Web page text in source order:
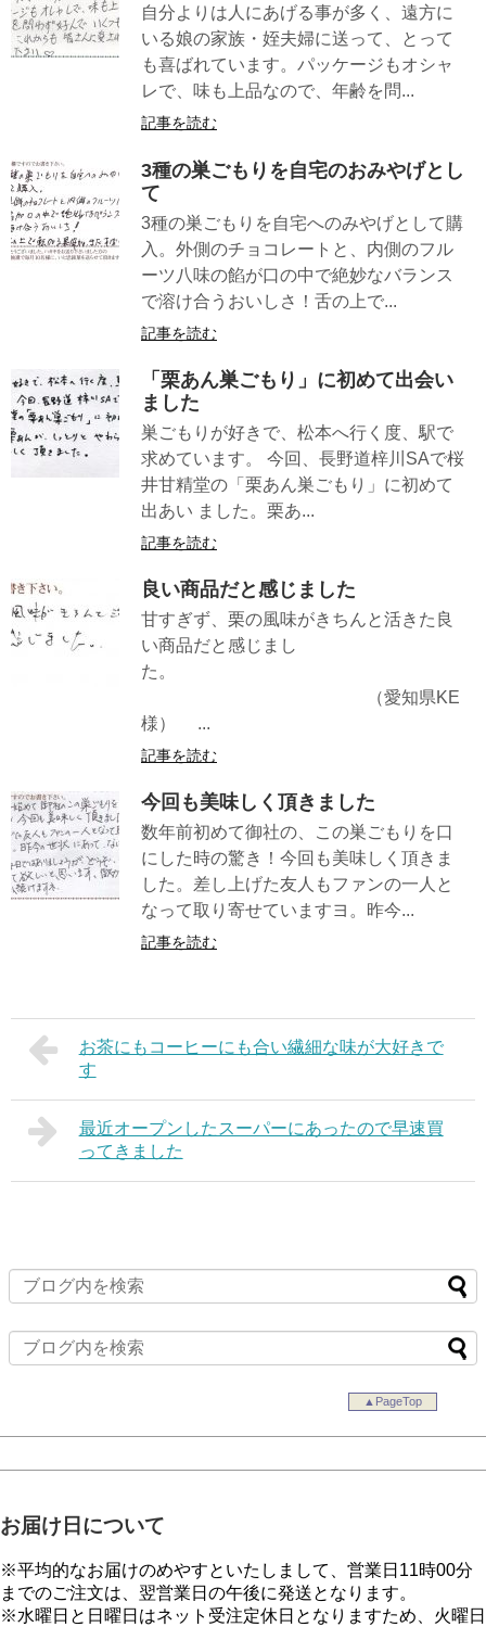
自分よりは人にあげる事が多く、遠方に
いる娘の家族・姪夫婦に送って、とって
も喜ばれています。パッケージもオシャ
レで、味も上品なので、年齢を問...
記事を読む
3種の巣ごもりを自宅のおみやげとし
て
3種の巣ごもりを自宅へのみやげとして購
入。外側のチョコレートと、内側のフル
ーツ八味の餡が口の中で絶妙なバランス
で溶け合うおいしさ！舌の上で...
記事を読む
「栗あん巣ごもり」に初めて出会い
ました
巣ごもりが好きで、松本へ行く度、駅で
求めています。 今回、長野道梓川SAで桜
井甘精堂の「栗あん巣ごもり」に初めて
出あい ました。栗あ...
記事を読む
良い商品だと感じました
甘すぎず、栗の風味がきちんと活きた良
い商品だと感じまし
た。
（愛知県KE
様） ...
記事を読む
今回も美味しく頂きました
数年前初めて御社の、この巣ごもりを口
にした時の驚き！今回も美味しく頂きま
した。差し上げた友人もファンの一人と
なって取り寄せていますヨ。昨今...
記事を読む
お茶にもコーヒーにも合い繊細な味が大好きで
す
最近オープンしたスーパーにあったので早速買
ってきました
▲PageTop
お届け日について
※平均的なお届けのめやすといたしまして、営業日11時00分
までのご注文は、翌営業日の午後に発送となります。
※水曜日と日曜日はネット受注定休日となりますため、火曜日